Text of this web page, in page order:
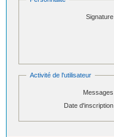
Signature
Activité de l'utilisateur
Messages
Date d'inscription